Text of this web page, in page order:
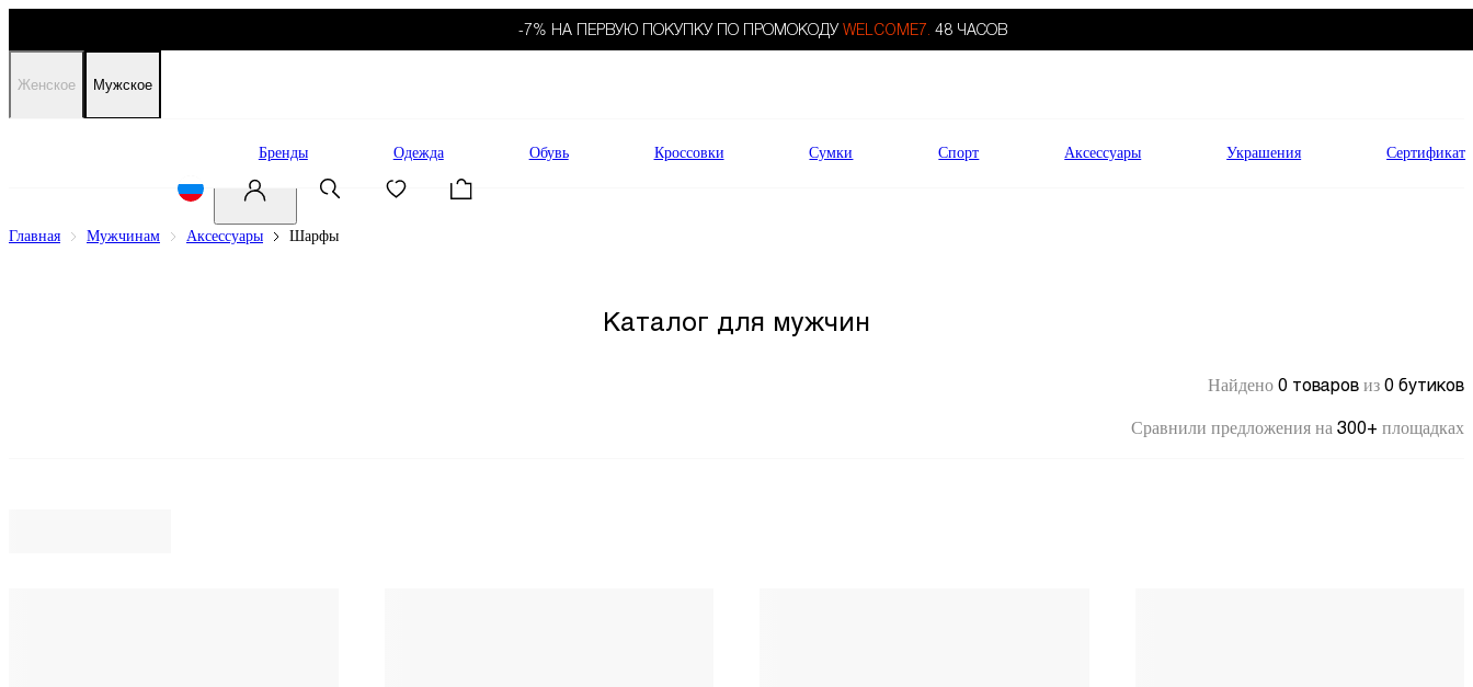
-7% НА ПЕРВУЮ ПОКУПКУ ПО ПРОМОКОДУ WELCOME7. 48 ЧАСОВ
Женское Мужское
Бренды Одежда Обувь Кроссовки Сумки Спорт Аксессуары Украшения Сертификат
Главная Мужчинам Аксессуары Шарфы
Каталог для мужчин
Найдено 0 товаров из 0 бутиков
Сравнили предложения на 300+ площадках